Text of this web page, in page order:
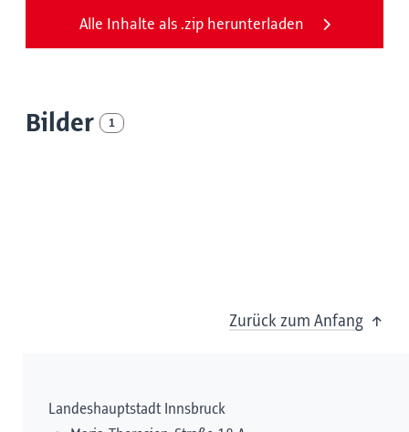
Alle Inhalte als .zip herunterladen
Bilder 1
Zurück zum Anfang
Landeshauptstadt Innsbruck